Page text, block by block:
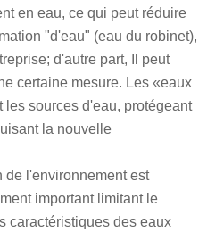
en eau, ce qui peut réduire
"d'eau" (eau du robinet),
d'autre part, Il peut
certaine mesure. Les «eaux
sources d'eau, protégeant
la nouvelle
l'environnement est
important limitant le
caractéristiques des eaux